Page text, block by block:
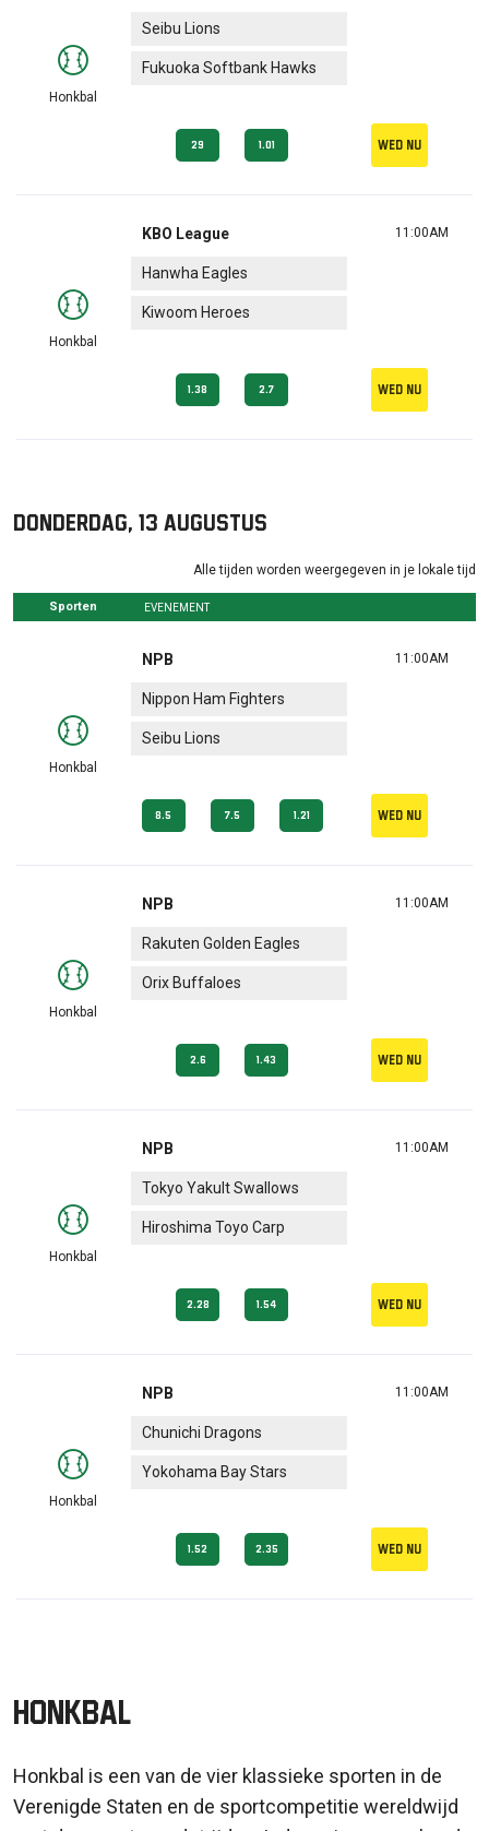
Honkbal
Seibu Lions
Fukuoka Softbank Hawks
29 1.01 Wed nu
Honkbal
KBO League
Hanwha Eagles
Kiwoom Heroes
11:00AM
1.38 2.7 Wed nu
donderdag, 13 augustus
Alle tijden worden weergegeven in je lokale tijd
Sporten EVENEMENT
Honkbal
NPB
Nippon Ham Fighters
Seibu Lions
11:00AM
8.5 7.5 1.21 Wed nu
Honkbal
NPB
Rakuten Golden Eagles
Orix Buffaloes
11:00AM
2.6 1.43 Wed nu
Honkbal
NPB
Tokyo Yakult Swallows
Hiroshima Toyo Carp
11:00AM
2.28 1.54 Wed nu
Honkbal
NPB
Chunichi Dragons
Yokohama Bay Stars
11:00AM
1.52 2.35 Wed nu
Honkbal
Honkbal is een van de vier klassieke sporten in de
Verenigde Staten en de sportcompetitie wereldwijd